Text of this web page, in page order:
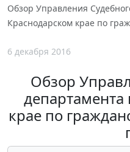
Обзор Управления
Краснодарском крае по
6 декабря 2016
Обзор
департамента
крае по